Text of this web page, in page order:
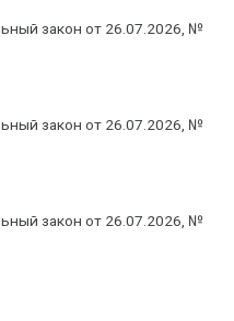
закон от 26.07.2026, №
закон от 26.07.2026, №
закон от 26.07.2026, №